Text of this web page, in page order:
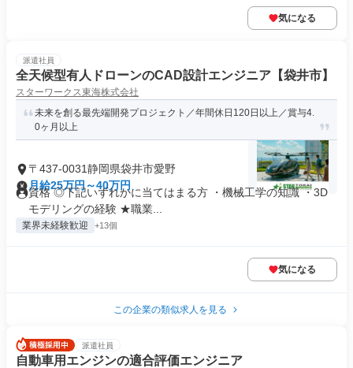
気になる
派遣社員
全天候型有人ドローンのCAD設計エンジニア【袋井市】
スターワークス東海株式会社
未来を創る最先端開発プロジェクト／年間休日120日以上／賞与4.
0ヶ月以上
〒437-0031静岡県袋井市愛野
月給25万円～40万円
資格 ◎下記いずれかに当てはまる方 ・機械工学の知識 ・3D
モデリングの経験 ★職業...
業界未経験歓迎 +13個
気になる
この企業の類似求人を見る
派遣社員
自動車用エンジンの適合評価エンジニア